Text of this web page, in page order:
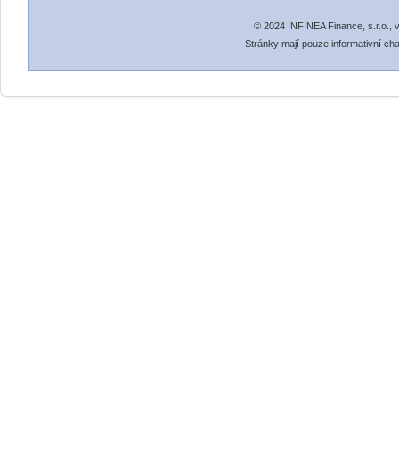
© 2024 INFINEA Finance,
Stránky mají pouze informativní